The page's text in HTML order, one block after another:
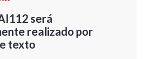
será
realizado por
texto